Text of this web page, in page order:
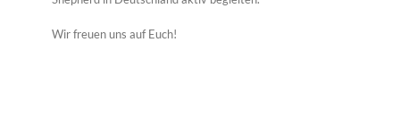
Wir freuen uns auf Euch!